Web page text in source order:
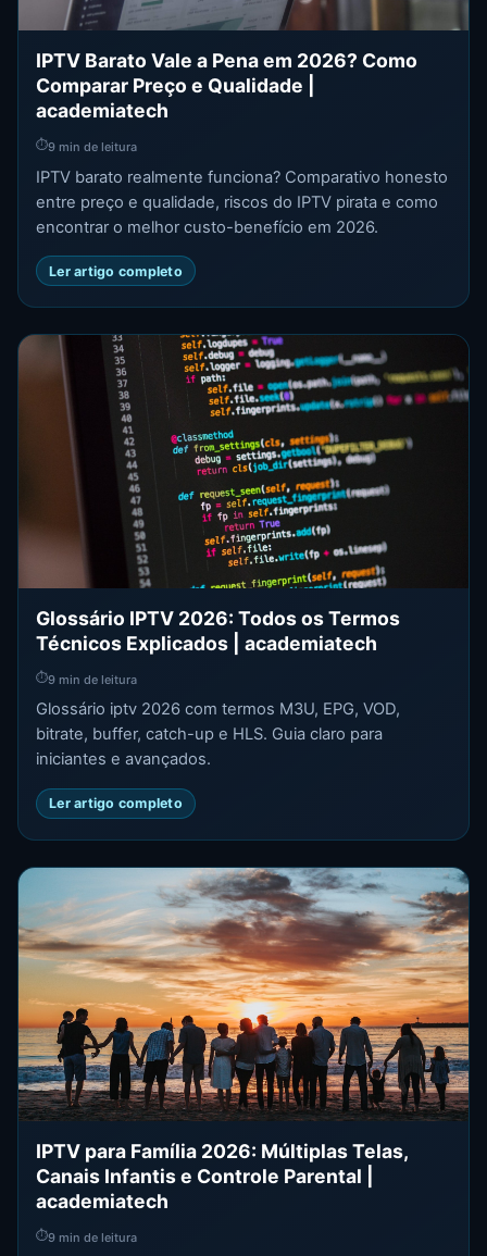
IPTV Barato Vale a Pena em 2026? Como
Comparar Preço e Qualidade |
academiatech
⏱9 min de leitura
IPTV barato realmente funciona? Comparativo honesto
entre preço e qualidade, riscos do IPTV pirata e como
encontrar o melhor custo-benefício em 2026.
Ler artigo completo
Glossário IPTV 2026: Todos os Termos
Técnicos Explicados | academiatech
⏱9 min de leitura
Glossário iptv 2026 com termos M3U, EPG, VOD,
bitrate, buffer, catch-up e HLS. Guia claro para
iniciantes e avançados.
Ler artigo completo
IPTV para Família 2026: Múltiplas Telas,
Canais Infantis e Controle Parental |
academiatech
⏱9 min de leitura